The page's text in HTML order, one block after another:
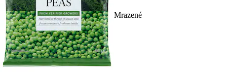
Mrazené